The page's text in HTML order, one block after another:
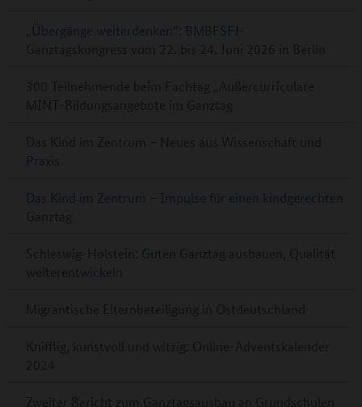
„Übergänge weiterdenken“: BMBFSFJ-
Ganztagskongress vom 22. bis 24. Juni 2026 in Berlin
300 Teilnehmende beim Fachtag „Außercurriculare
MINT-Bildungsangebote im Ganztag
Das Kind im Zentrum – Neues aus Wissenschaft und
Praxis
Das Kind im Zentrum – Impulse für einen kindgerechten
Ganztag
Schleswig-Holstein: Guten Ganztag ausbauen, Qualität
weiterentwickeln
Migrantische Elternbeteiligung in Ostdeutschland
Knifflig, kunstvoll und witzig: Online-Adventskalender
2024
Zweiter Bericht zum Ganztagsausbau an Grundschulen